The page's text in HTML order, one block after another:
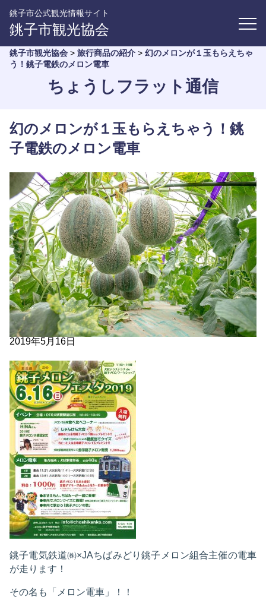
銚子市公式観光情報サイト
銚子市観光協会
銚子市観光協会 > 旅行商品の紹介 > 幻のメロンが１玉もらえちゃ
う！銚子電鉄のメロン電車
ちょうしフラット通信
幻のメロンが１玉もらえちゃう！銚
子電鉄のメロン電車
2019年5月16日
銚子電気鉄道㈱×JAちばみどり銚子メロン組合主催の電車
が走ります！
その名も「メロン電車」！！